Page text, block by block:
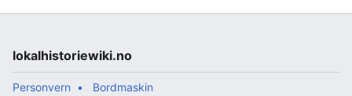
lokalhistoriewiki.no
Personvern Bordmaskin